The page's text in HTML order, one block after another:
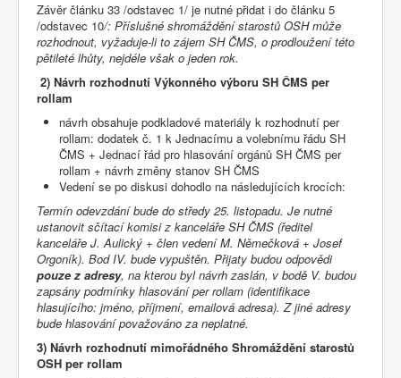
Závěr článku 33 /odstavec 1/ je nutné přidat i do článku 5
/odstavec 10/: Příslušné shromáždění starostů OSH může
rozhodnout, vyžaduje-li to zájem SH ČMS, o prodloužení této
pětileté lhůty, nejdéle však o jeden rok.
2) Návrh rozhodnutí Výkonného výboru SH ČMS per
rollam
návrh obsahuje podkladové materiály k rozhodnutí per
rollam: dodatek č. 1 k Jednacímu a volebnímu řádu SH
ČMS + Jednací řád pro hlasování orgánů SH ČMS per
rollam + návrh změny stanov SH ČMS
Vedení se po diskusi dohodlo na následujících krocích:
Termín odevzdání bude do středy 25. listopadu. Je nutné
ustanovit sčítací komisi z kanceláře SH ČMS (ředitel
kanceláře J. Aulický + člen vedení M. Němečková + Josef
Orgoník). Bod IV. bude vypuštěn. Přijaty budou odpovědi
pouze z adresy, na kterou byl návrh zaslán, v bodě V. budou
zapsány podmínky hlasování per rollam (identifikace
hlasujícího: jméno, příjmení, emailová adresa). Z jiné adresy
bude hlasování považováno za neplatné.
3) Návrh rozhodnutí mimořádného Shromáždění starostů
OSH per rollam